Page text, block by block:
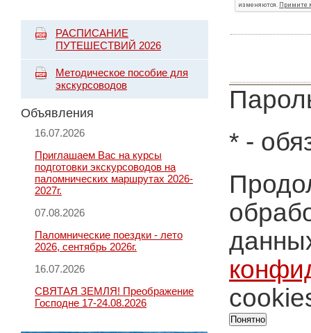
РАСПИСАНИЕ
ПУТЕШЕСТВИЙ 2026
Методическое пособие для
экскурсоводов
Объявления
16.07.2026
Приглашаем Вас на курсы
подготовки экскурсоводов на
паломнических маршрутах 2026-
2027г.
07.08.2026
Паломнические поездки - лето
2026, сентябрь 2026г.
16.07.2026
СВЯТАЯ ЗЕМЛЯ! Преображение
Господне 17-24.08.2026
* -
Понятно